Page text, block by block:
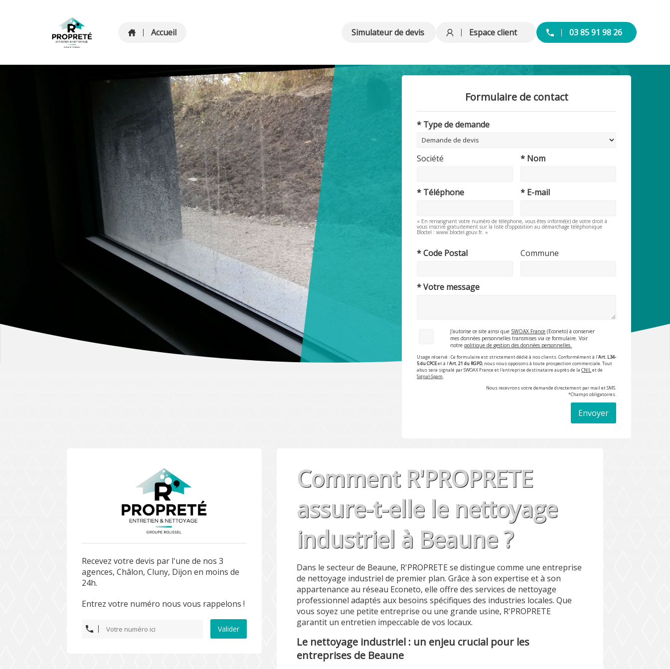
Accueil Simulateur de devis Espace client 03 85 91 98 26
Formulaire de contact
* Type de demande
Société * Nom
* Téléphone * E-mail
« En renseignant votre numéro de téléphone, vous êtes informé(e) de votre droit à
vous inscrire gratuitement sur la liste d’opposition au démarchage téléphonique
Bloctel : www.bloctel.gouv.fr. »
* Code Postal Commune
* Votre message
J'autorise ce site ainsi que SWOAX France (Econeto) à conserver
mes données personnelles transmises via ce formulaire. Voir
notre politique de gestion des données personnelles.
Usage réservé : Ce formulaire est strictement dédié à nos clients. Conformément à l'Art. L34-
5 du CPCEet à l'Art. 21 du RGPD, nous nous opposons à toute prospection commerciale. Tout
abus sera signalé par SWOAX France et l'entreprise destinataire auprès de laCNILet de
Signal-Spam.
Nous recevrons votre demande directement par mail et SMS.
*Champs obligatoires.
Envoyer
Recevez votre devis par l'une de nos 3
agences, Châlon, Cluny, Dijon en moins de
24h.
Entrez votre numéro nous vous rappelons !
Valider
Comment R'PROPRETE
assure-t-elle le nettoyage
industriel à Beaune ?
Dans le secteur de Beaune, R'PROPRETE se distingue comme une entreprise
de nettoyage industriel de premier plan. Grâce à son expertise et à son
appartenance au réseau Econeto, elle offre des services de nettoyage
professionnel adaptés aux besoins spécifiques des industries locales. Que
vous soyez une petite entreprise ou une grande usine, R'PROPRETE
garantit un entretien impeccable de vos locaux.
Le nettoyage industriel : un enjeu crucial pour les
entreprises de Beaune